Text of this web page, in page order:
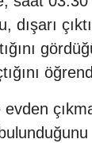
dışarı